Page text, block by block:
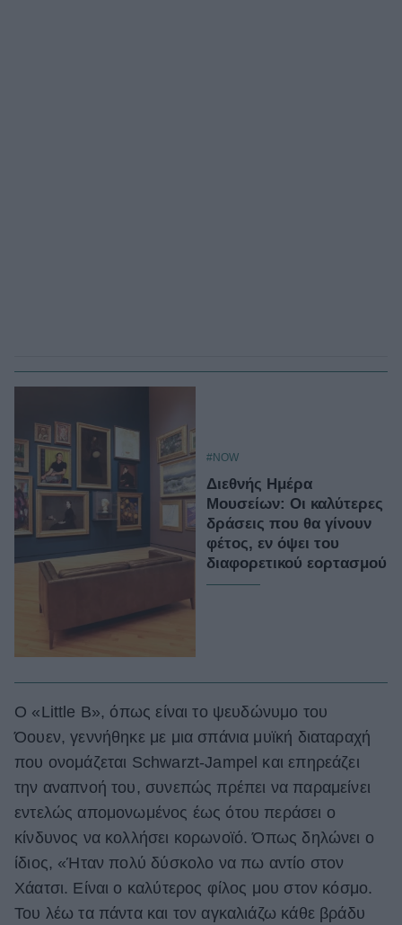
#NOW
Διεθνής Ημέρα
Μουσείων: Οι καλύτερες
δράσεις που θα γίνουν
φέτος, εν όψει του
διαφορετικού εορτασμού
Ο «Little Β», όπως είναι το ψευδώνυμο του
Όουεν, γεννήθηκε με μια σπάνια μυϊκή διαταραχή
που ονομάζεται Schwarzt-Jampel και επηρεάζει
την αναπνοή του, συνεπώς πρέπει να παραμείνει
εντελώς απομονωμένος έως ότου περάσει ο
κίνδυνος να κολλήσει κορωνοϊό. Όπως δηλώνει ο
ίδιος, «Ήταν πολύ δύσκολο να πω αντίο στον
Χάατσι. Είναι ο καλύτερος φίλος μου στον κόσμο.
Του λέω τα πάντα και τον αγκαλιάζω κάθε βράδυ